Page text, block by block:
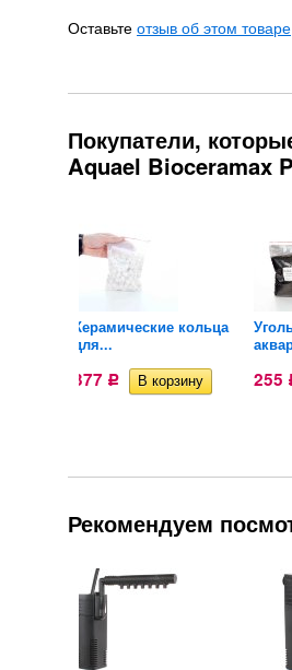
Оставьте отзыв об этом товаре
Покупатели,
Aquael Bioceramax
Керамические кольца
для...
377 Р 255
Рекомендуем